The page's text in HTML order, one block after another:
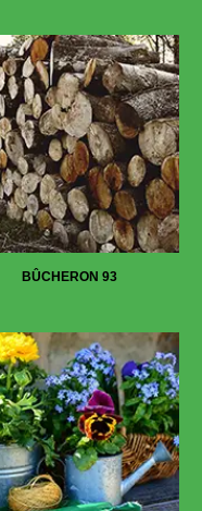
BÛCHERON 93